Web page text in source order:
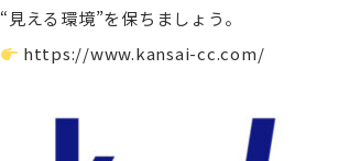
“見える環境”を保ちましょう。
https://www.kansai-cc.com/